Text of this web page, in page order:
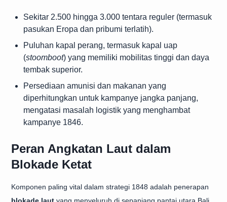
Sekitar 2.500 hingga 3.000 tentara reguler (termasuk
pasukan Eropa dan pribumi terlatih).
Puluhan kapal perang, termasuk kapal uap
(stoomboot) yang memiliki mobilitas tinggi dan daya
tembak superior.
Persediaan amunisi dan makanan yang
diperhitungkan untuk kampanye jangka panjang,
mengatasi masalah logistik yang menghambat
kampanye 1846.
Peran Angkatan Laut dalam
Blokade Ketat
Komponen paling vital dalam strategi 1848 adalah penerapan